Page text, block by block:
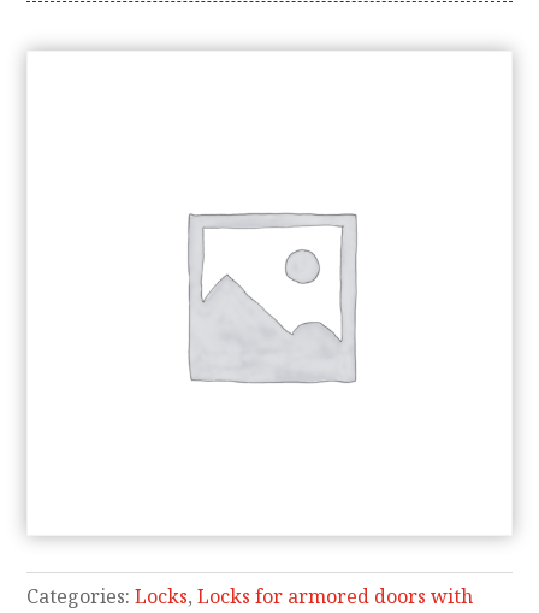
Categories:Locks,Locks for armored doors with